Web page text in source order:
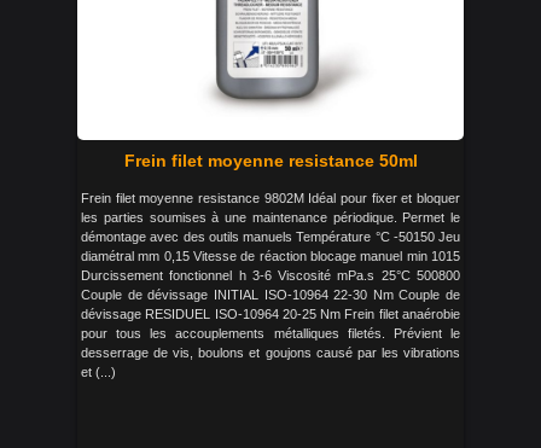
Frein filet moyenne resistance 50ml
Frein filet moyenne resistance 9802M Idéal pour fixer et bloquer
les parties soumises à une maintenance périodique. Permet le
démontage avec des outils manuels Température °C -50150 Jeu
diamétral mm 0,15 Vitesse de réaction blocage manuel min 1015
Durcissement fonctionnel h 3-6 Viscosité mPa.s 25°C 500800
Couple de dévissage INITIAL ISO-10964 22-30 Nm Couple de
dévissage RESIDUEL ISO-10964 20-25 Nm Frein filet anaérobie
pour tous les accouplements métalliques filetés. Prévient le
desserrage de vis, boulons et goujons causé par les vibrations
et (...)